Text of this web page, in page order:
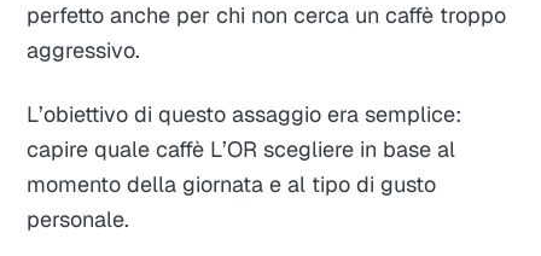
perfetto anche per chi non cerca un caffè troppo
aggressivo.
L’obiettivo di questo assaggio era semplice:
capire quale caffè L’OR scegliere in base al
momento della giornata e al tipo di gusto
personale.